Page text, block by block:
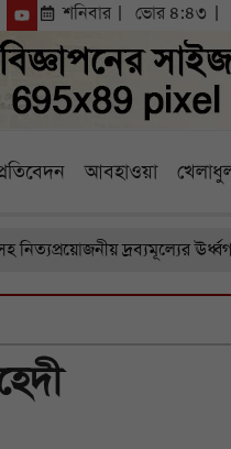
শনিবার ভোর ৪:৪৩
আবহাওয়া
দ্রব্যমূল্যের ঊর্ধ্বগতি,